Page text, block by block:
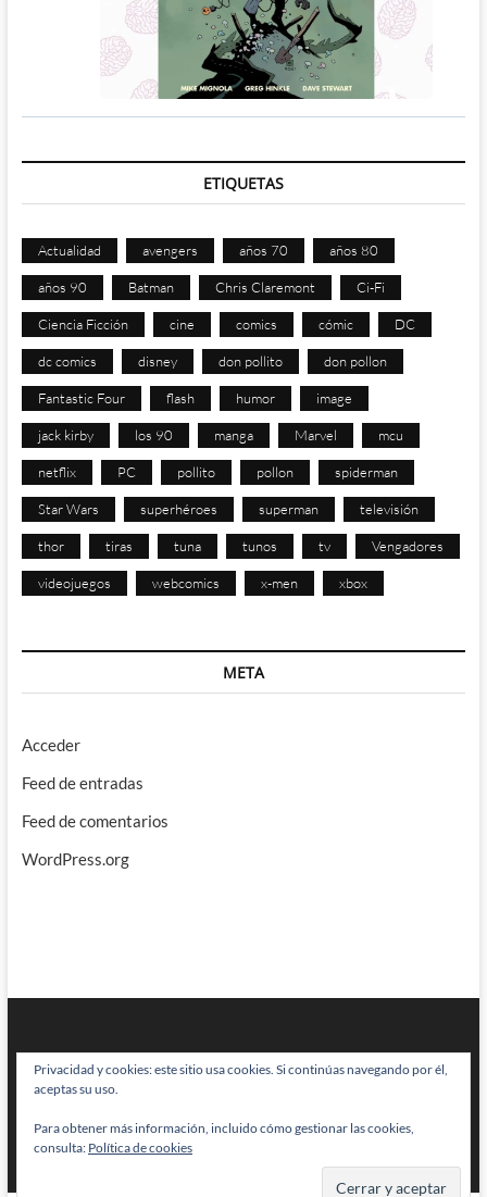
ETIQUETAS
Actualidad avengers años 70 años 80
años 90 Batman Chris Claremont Ci-Fi
Ciencia Ficción cine comics cómic DC
dc comics disney don pollito don pollon
Fantastic Four flash humor image
jack kirby los 90 manga Marvel mcu
netflix PC pollito pollon spiderman
Star Wars superhéroes superman televisión
thor tiras tuna tunos tv Vengadores
videojuegos webcomics x-men xbox
META
Acceder
Feed de entradas
Feed de comentarios
WordPress.org
BRAINSTOMPING| Diseñado por:Theme Freesia|WordPress| © Todos
los derechos reservados
Privacidad y cookies: este sitio usa cookies. Si continúas navegando por él,
aceptas su uso.
Para obtener más información, incluido cómo gestionar las cookies,
consulta: Política de cookies